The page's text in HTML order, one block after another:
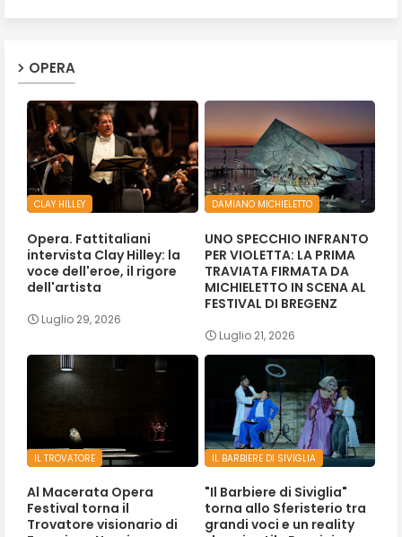
OPERA
CLAY HILLEY
Opera. Fattitaliani
intervista Clay Hilley: la
voce dell'eroe, il rigore
dell'artista
Luglio 29, 2026
DAMIANO MICHIELETTO
UNO SPECCHIO INFRANTO
PER VIOLETTA: LA PRIMA
TRAVIATA FIRMATA DA
MICHIELETTO IN SCENA AL
FESTIVAL DI BREGENZ
Luglio 21, 2026
IL TROVATORE
Al Macerata Opera
Festival torna il
Trovatore visionario di
IL BARBIERE DI SIVIGLIA
"Il Barbiere di Siviglia"
torna allo Sferisterio tra
grandi voci e un reality